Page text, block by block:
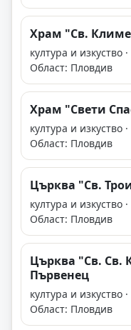
Храм "Св.
култура и изкуство
Област: Пловдив
Храм "Свети
култура и изкуство
Област: Пловдив
Църква "Св.
култура и изкуство
Област: Пловдив
Църква "Св. Св.
Първенец
култура и изкуство
Област: Пловдив